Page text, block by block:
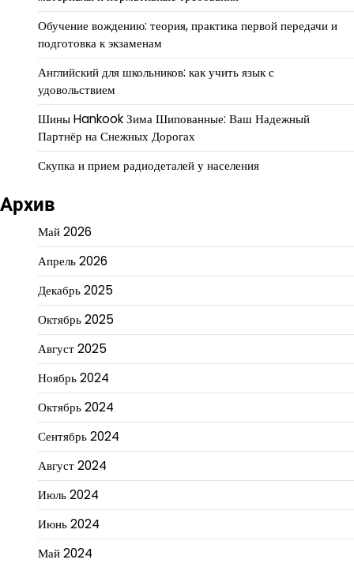
Обучение вождению: теория, практика первой передачи и
подготовка к экзаменам
Английский для школьников: как учить язык с
удовольствием
Шины Hankook Зима Шипованные: Ваш Надежный
Партнёр на Снежных Дорогах
Скупка и прием радиодеталей у населения
Архив
Май 2026
Апрель 2026
Декабрь 2025
Октябрь 2025
Август 2025
Ноябрь 2024
Октябрь 2024
Сентябрь 2024
Август 2024
Июль 2024
Июнь 2024
Май 2024